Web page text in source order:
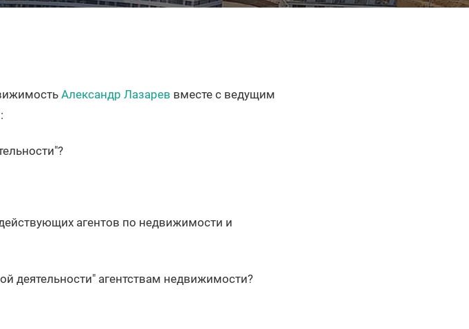
Александр Лазарев вместе с ведущим
агентов по недвижимости и
деятельности" агентствам недвижимости?